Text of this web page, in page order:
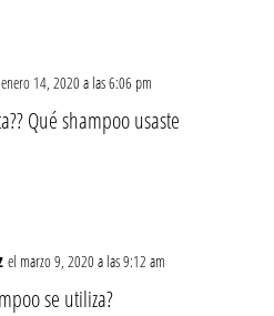
14, 2020 a las 6:06 pm
Qué shampoo usaste
el marzo 9, 2020 a las 9:12 am
se utiliza?